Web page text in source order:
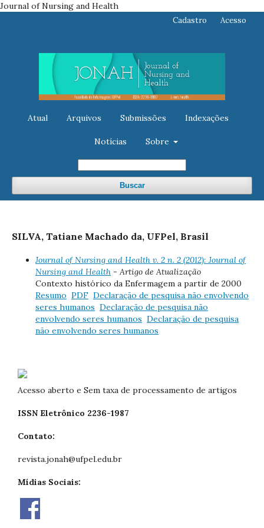
Journal of Nursing and Health
Atual Arquivos Submissões Indexações
Notícias Sobre
Buscar
Cadastro Acesso
SILVA, Tatiane Machado da, UFPel, Brasil
Journal of Nursing and Health v. 2 n. 2 (2012): Journal of
Nursing and Health - Artigo de Atualização
Contexto histórico da Enfermagem a partir de 2000
Resumo PDF Declaração de pesquisa não envolvendo
seres humanos Declaração de pesquisa não
envolvendo seres humanos Declaração de pesquisa
não envolvendo seres humanos
Acesso aberto e Sem taxa de processamento de artigos
ISSN Eletrônico 2236-1987
Contato:
revista.jonah@ufpel.edu.br
Mídias Sociais: